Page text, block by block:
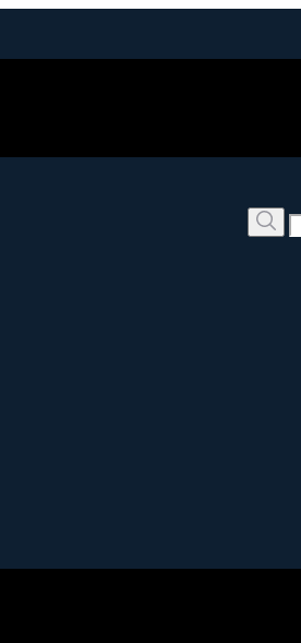
بحث